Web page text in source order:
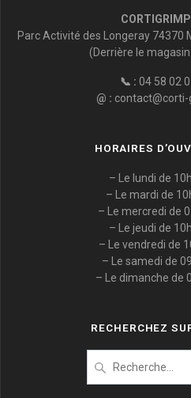
Parc Activité des Longeray 74370
(Derrière le magasin
📞 : 04 58 02
@ :
HORAIRES
– Le lundi de
– Le mardi de
– Le mercredi de
– Le jeudi de
– Le vendredi de
– Le samedi de
– Le dimanche de
RECHERCHEZ
pour